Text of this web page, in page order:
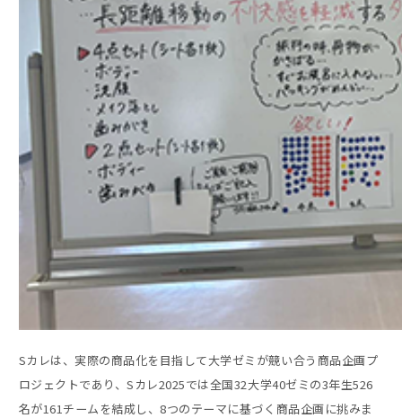
Sカレは、実際の商品化を目指して大学ゼミが競い合う商品企画プ
ロジェクトであり、Sカレ2025では全国32大学40ゼミの3年生526
名が161チームを結成し、8つのテーマに基づく商品企画に挑みま